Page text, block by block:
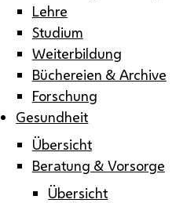
Lehre
Studium
Weiterbildung
Büchereien & Archive
Forschung
Gesundheit
Übersicht
Beratung & Vorsorge
Übersicht